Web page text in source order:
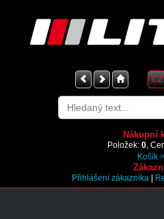
CZ
Nákupní
Položek: 0,
Košík
Přihlášení zákazníka|